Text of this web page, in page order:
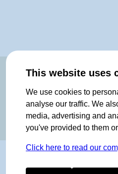
This website uses
We use cookies to
analyse our traffic. We
media, advertising and
you've provided to them
Click here to read our